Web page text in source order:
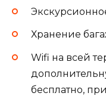
Хранение
Wifi на всей
бесплатно,